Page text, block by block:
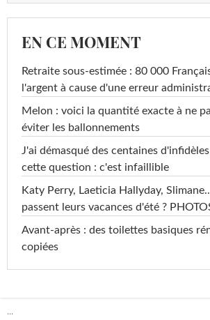
EN CE MOMENT
Retraite sous-estimée : 80 000
l'argent à cause d'une erreur
Melon : voici la quantité exacte à ne
éviter les ballonnements
J'ai démasqué des centaines
cette question : c'est infaillible
Katy Perry, Laeticia Hallyday,
passent leurs vacances d'été ?
Avant-après : des toilettes basiques
copiées
...